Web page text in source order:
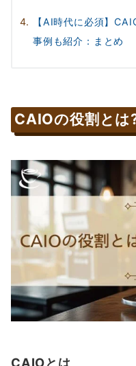
【AI時代に必須】
事例も紹介：まとめ
CAIOの役割とは
CAIOとは